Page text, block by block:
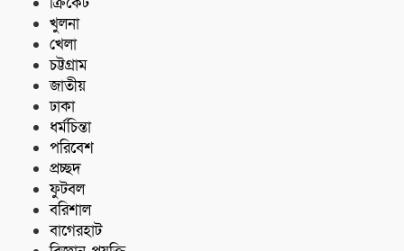
খুলনা
খেলা
চট্টগ্রাম
জাতীয়
ঢাকা
ধর্মচিন্তা
পরিবেশ
প্রচ্ছদ
ফুটবল
বরিশাল
বাগেরহাট